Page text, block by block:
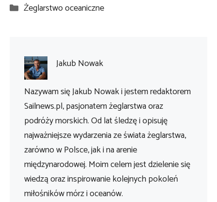
Kategorie
Żeglarstwo oceaniczne
Jakub Nowak
Nazywam się Jakub Nowak i jestem redaktorem
Sailnews.pl, pasjonatem żeglarstwa oraz
podróży morskich. Od lat śledzę i opisuję
najważniejsze wydarzenia ze świata żeglarstwa,
zarówno w Polsce, jak i na arenie
międzynarodowej. Moim celem jest dzielenie się
wiedzą oraz inspirowanie kolejnych pokoleń
miłośników mórz i oceanów.